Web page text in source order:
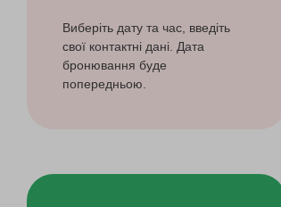
Виберіть дату та час, введіть
свої контактні дані. Дата
бронювання буде
попередньою.